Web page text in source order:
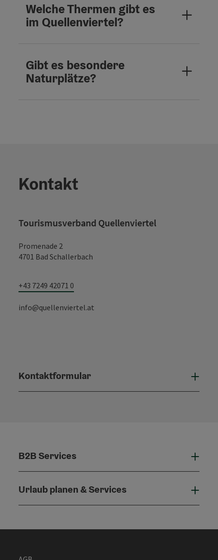
Welche Thermen gibt es
im Quellenviertel?
Gibt es besondere
Naturplätze?
Kontakt
Tourismusverband Quellenviertel
Promenade 2
4701 Bad Schallerbach
+43 7249 42071 0
info@quellenviertel.at
Kontaktformular
B2B Services
Urlaub planen & Services